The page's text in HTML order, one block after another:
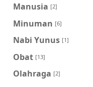
Manusia [2]
Minuman [6]
Nabi Yunus [1]
Obat [13]
Olahraga [2]